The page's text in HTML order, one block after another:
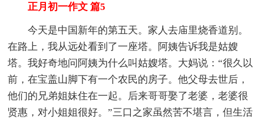
正月初一作文 篇5
今天是中国新年的第五天。家人去庙里烧香道别。
在路上，我从远处看到了一座塔。阿姨告诉我是姑嫂
塔。我好奇地问阿姨为什么叫姑嫂塔。大妈说：“很久以
前，在宝盖山脚下有一个农民的房子。他父母去世后，
他们的兄弟姐妹住在一起。后来哥哥娶了老婆，老婆很
贤惠，对小姐姐很好。”三口之家虽然苦不堪言，但生活